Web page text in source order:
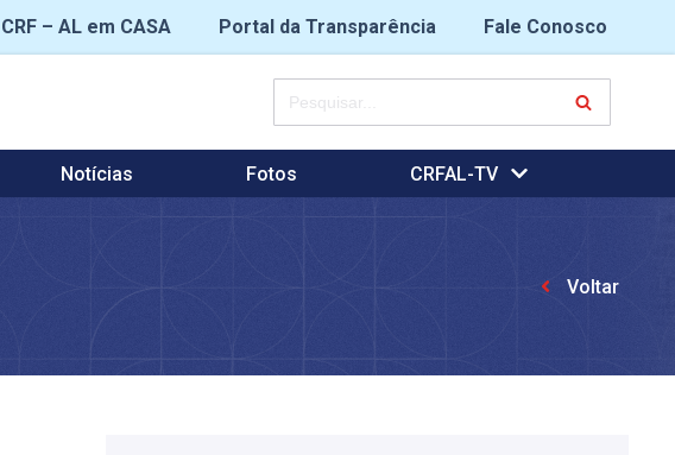
CRF – AL em CASA Portal da Transparência
Fale Conosco
Notícias Fotos CRFAL-TV
Voltar